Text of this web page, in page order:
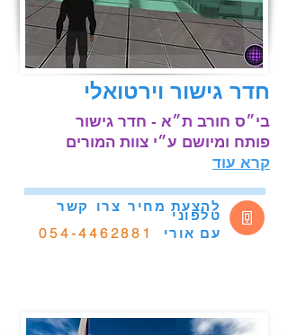
חדר גישור וירטואלי
בי״ס חורב ת״א - חדר גישור
פותח ומיושם ע״י צוות המורים
קרא עוד
להצעת מחיר צרו קשר
טלפוני
עם אורי 054-4462881